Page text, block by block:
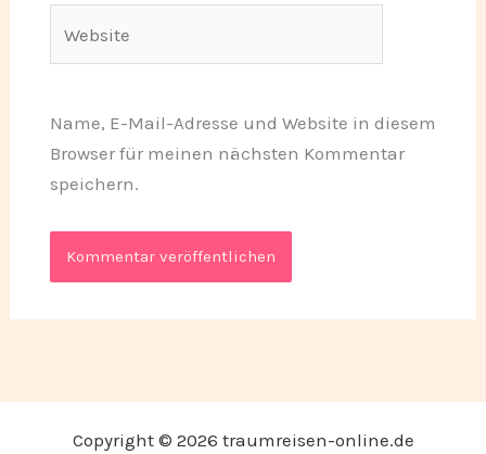
Name, E-Mail-Adresse und Website in diesem
Browser für meinen nächsten Kommentar
speichern.
Copyright © 2026 traumreisen-online.de